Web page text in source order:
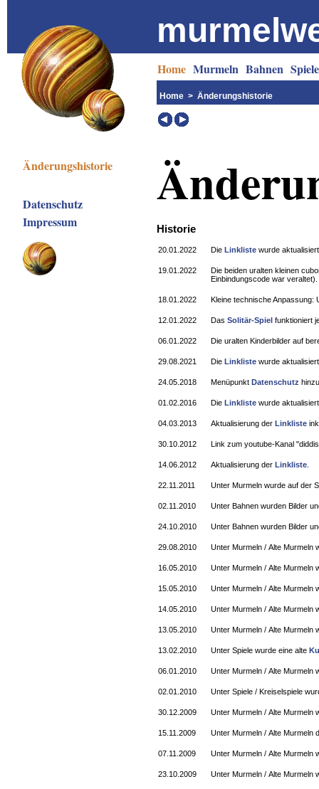
Home Murmeln Bahnen Spiele
Änderungshistorie
Datenschutz
Impressum
Home > Änderungshistorie
Historie
20.01.2022 Die Linkliste wurde
19.01.2022
Die beiden uralten kleinen
Einbindungscode war veraltet).
18.01.2022 Kleine technische Anpassung:
12.01.2022 Das Solitär-Spiel funktioniert
06.01.2022 Die uralten Kinderbilder auf
29.08.2021 Die Linkliste wurde
24.05.2018 Menüpunkt Datenschutz
01.02.2016 Die Linkliste wurde
04.03.2013 Aktualisierung der Linkliste
30.10.2012 Link zum youtube-Kanal
14.06.2012 Aktualisierung der Linkliste
22.11.2011 Unter Murmeln wurde auf der
02.11.2010 Unter Bahnen wurden Bilder
24.10.2010 Unter Bahnen wurden Bilder
29.08.2010 Unter Murmeln / Alte Murmeln
16.05.2010 Unter Murmeln / Alte Murmeln
15.05.2010 Unter Murmeln / Alte Murmeln
14.05.2010 Unter Murmeln / Alte Murmeln
13.05.2010 Unter Murmeln / Alte Murmeln
13.02.2010 Unter Spiele wurde eine alte
06.01.2010 Unter Murmeln / Alte Murmeln
02.01.2010 Unter Spiele / Kreiselspiele
30.12.2009 Unter Murmeln / Alte Murmeln
15.11.2009 Unter Murmeln / Alte Murmeln
07.11.2009 Unter Murmeln / Alte Murmeln
23.10.2009 Unter Murmeln / Alte Murmeln